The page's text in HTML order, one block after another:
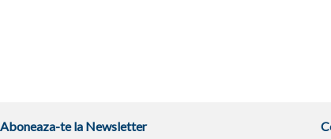
Aboneaza-te la Newsletter